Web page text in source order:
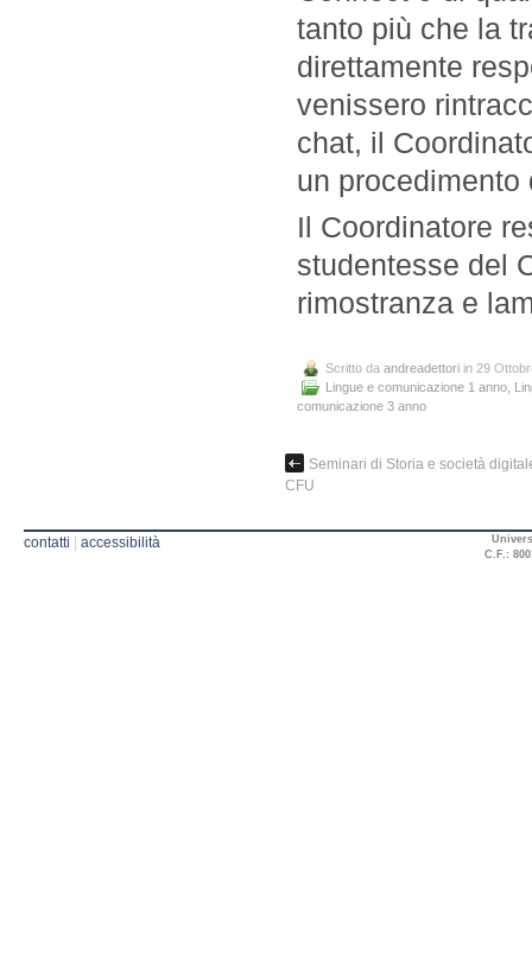
tanto più che la
direttamente
venissero
chat, il
un
Il Coordinatore
studentesse del
rimostranza e
Scritto da andreadettori in 29
Lingue e comunicazione 1 anno
comunicazione 3 anno
Seminari di Storia e società
CFU
contatti | accessibilità
C.F.: